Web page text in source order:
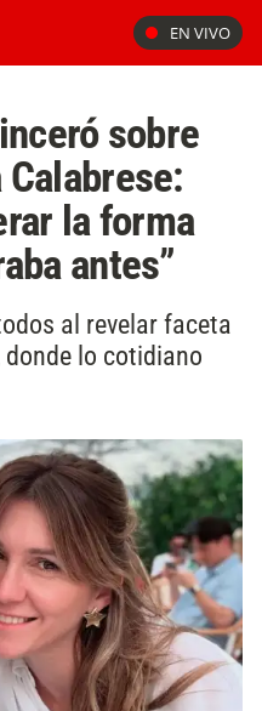
EN VIVO
sobre
la forma
antes”
al revelar faceta
lo cotidiano